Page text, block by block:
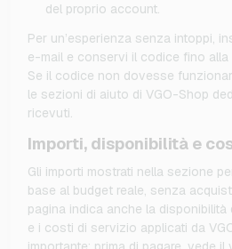
del proprio account.
Per un’esperienza senza intoppi,
e-mail e conservi il codice fino
Se il codice non dovesse
le sezioni di aiuto di VGO-Shop
ricevuti.
Importi, disponibilità e
Gli importi mostrati nella sezione
base al budget reale, senza
pagina indica anche la
e i costi di servizio applicati da